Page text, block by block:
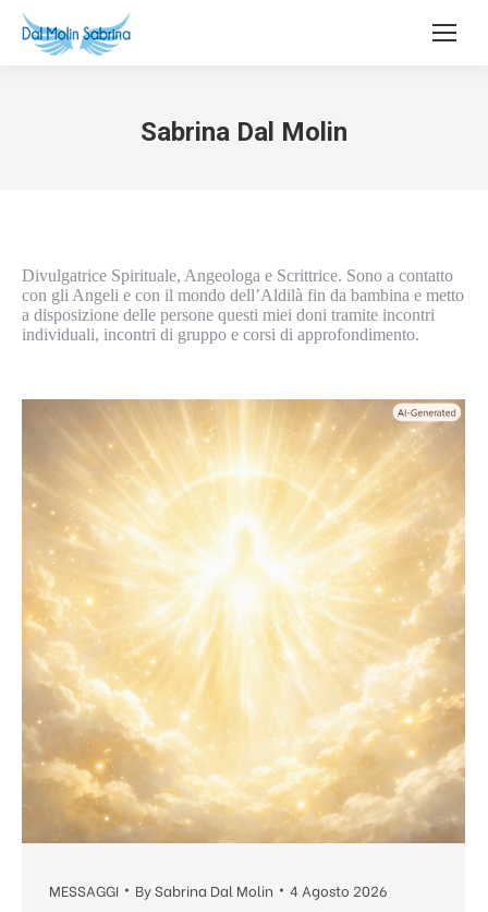
Sabrina Dal Molin
Divulgatrice Spirituale, Angeologa e Scrittrice. Sono a contatto
con gli Angeli e con il mondo dell’Aldilà fin da bambina e metto
a disposizione delle persone questi miei doni tramite incontri
individuali, incontri di gruppo e corsi di approfondimento.
MESSAGGI BySabrina Dal Molin 4 Agosto 2026